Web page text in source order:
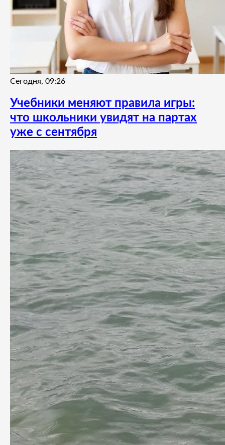
Сегодня, 09:26
Учебники меняют правила игры:
что школьники увидят на партах
уже с сентября